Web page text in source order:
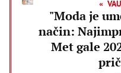
"Moda je
način:
Met gale